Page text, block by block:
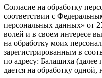
Согласие на обработку
соответствии с
персональных данных» от
волей и в своем интересе
на обработку моих
зарегистрированным в
по адресу: Балашиха (далее
дается на обработку одной,